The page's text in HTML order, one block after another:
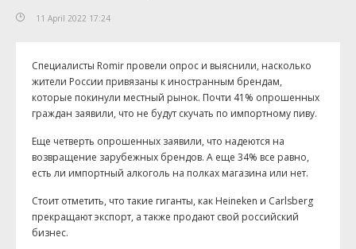
11 April 2022 17:24
Специалисты Romir провели опрос и выяснили, насколько
жители России привязаны к иностранным брендам,
которые покинули местный рынок. Почти 41% опрошенных
граждан заявили, что не будут скучать по импортному пиву.
Еще четверть опрошенных заявили, что надеются на
возвращение зарубежных брендов. А еще 34% все равно,
есть ли импортный алкоголь на полках магазина или нет.
Стоит отметить, что такие гиганты, как Heineken и Carlsberg
прекращают экспорт, а также продают свой российский
бизнес.